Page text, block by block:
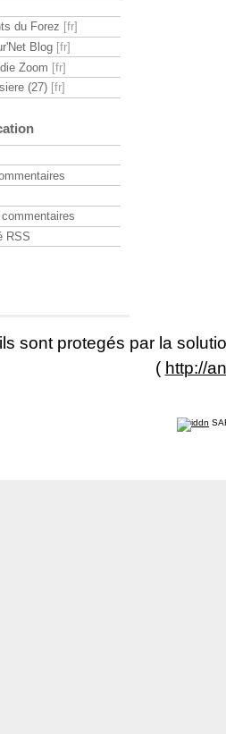
du Forez
Blog
Zoom
(27)
RSS
sont protegés par la
( http://